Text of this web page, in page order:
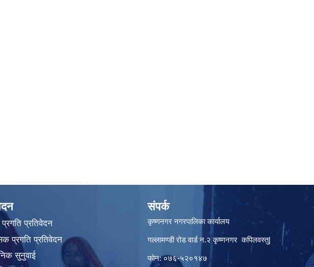
प्रगति प्रतिवेदन
प्रगति प्रतिवेदन
सुनुवाई
संपर्क
कृष्णनगर नगरपालिका कार्यालय
गल्लामण्डी रोड वार्ड न.२ कृष्णनगर कपिलवस्तु|
फोन: ०७६-५२०१४७